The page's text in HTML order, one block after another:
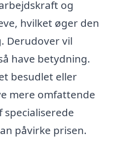
og
hvilket øger den
Derudover vil
have betydning.
besudlet eller
mere omfattende
påvirke prisen.